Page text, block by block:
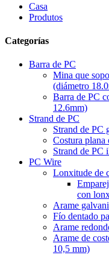
Casa
Produtos
Categorías
Barra de PC
Mina que
(diámetro
Barra de PC
12.6mm)
Strand de PC
Strand de PC
Costura plana
Strand de PC
PC Wire
Lonxitude de
con
Arame
Fío dentado
Arame
Arame de
10,5 mm)